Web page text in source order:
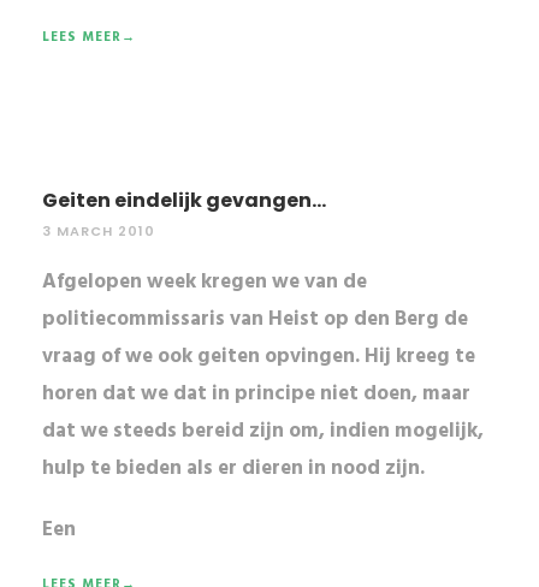
LEES MEER→
Geiten eindelijk gevangen...
3 MARCH 2010
Afgelopen week kregen we van de
politiecommissaris van Heist op den Berg de
vraag of we ook geiten opvingen. Hij kreeg te
horen dat we dat in principe niet doen, maar
dat we steeds bereid zijn om, indien mogelijk,
hulp te bieden als er dieren in nood zijn.
Een